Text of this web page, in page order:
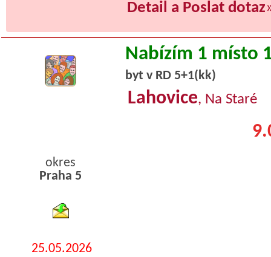
Detail a Poslat dotaz
Nabízím 1 místo
byt v RD 5+1(kk)
Lahovice, Na Staré
okres
Praha 5
25.05.2026